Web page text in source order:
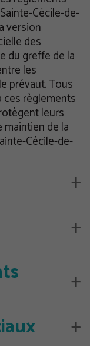
Cécile-de-
version
des
du greffe de la
les
prévaut. Tous
règlements
leurs
de la
Cécile-de-